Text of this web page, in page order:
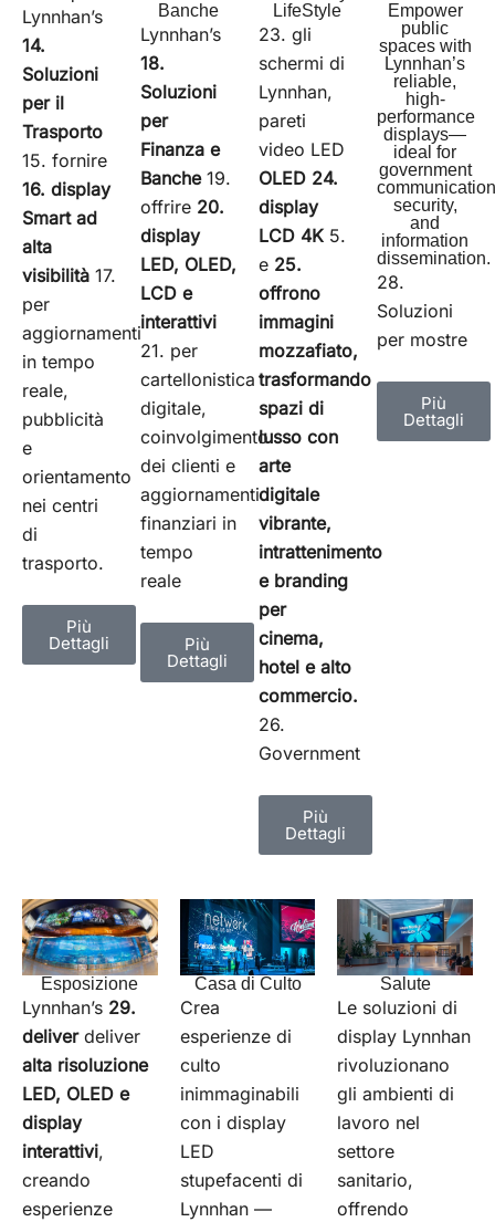
Lynnhan’s
14.
Soluzioni
per il
Trasporto
15. fornire
16. display
Smart ad
alta
visibilità 17.
per
aggiornamenti
in tempo
reale,
pubblicità
e
orientamento
nei centri
di
trasporto.
Più
Dettagli
Banche
Lynnhan’s
18.
Soluzioni
per
Finanza e
Banche19.
offrire 20.
display
LED, OLED,
LCD e
interattivi
21. per
cartellonistica
digitale,
coinvolgimento
dei clienti e
aggiornamenti
finanziari in
tempo
reale
Più
Dettagli
LifeStyle
23. gli
schermi di
Lynnhan,
pareti
video LED
OLED 24.
display
LCD 4K 5.
e 25.
offrono
immagini
mozzafiato,
trasformando
spazi di
lusso con
arte
digitale
vibrante,
intrattenimento
e branding
per
cinema,
hotel e alto
commercio.
26.
Government
Più
Dettagli
Empower
public
spaces with
Lynnhan’s
reliable,
high-
performance
displays—
ideal for
government
security,
and
information
dissemination.
28.
Soluzioni
per mostre
Più
Dettagli
Esposizione
Lynnhan’s 29.
deliverdeliver
alta risoluzione
LED, OLED e
display
interattivi,
creando
esperienze
Casa di Culto
Crea
esperienze di
culto
inimmaginabili
con i display
LED
stupefacenti di
Lynnhan —
Salute
Le soluzioni di
display Lynnhan
rivoluzionano
gli ambienti di
lavoro nel
settore
sanitario,
offrendo